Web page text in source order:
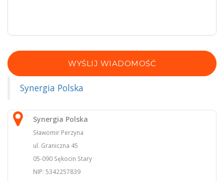
WYŚLIJ WIADOMOŚĆ
Synergia Polska
Synergia Polska
Sławomir Perzyna
ul. Graniczna 45
05-090 Sękocin Stary
NIP: 5342257839